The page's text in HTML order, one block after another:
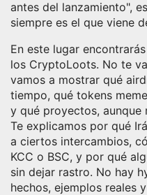
antes del lanzamiento",
siempre es el que viene
En este lugar
los CryptoLoots. No te
vamos a mostrar qué
tiempo, qué tokens
y qué proyectos, aunque
Te explicamos por qué
a ciertos intercambios,
KCC o BSC, y por qué
sin dejar rastro. No hay
hechos, ejemplos reales